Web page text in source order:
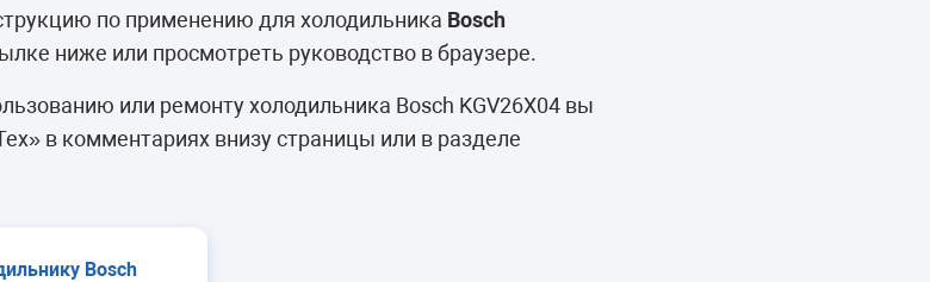
по применению для холодильника Bosch
ниже или просмотреть руководство в браузере.
или ремонту холодильника Bosch KGV26X04 вы
в комментариях внизу страницы или в разделе
Bosch